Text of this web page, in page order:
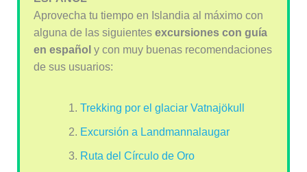
Aprovecha tu tiempo en Islandia al máximo con
alguna de las siguientes excursiones con guía
en español y con muy buenas recomendaciones
de sus usuarios:
Trekking por el glaciar Vatnajökull
Excursión a Landmannalaugar
Ruta del Círculo de Oro